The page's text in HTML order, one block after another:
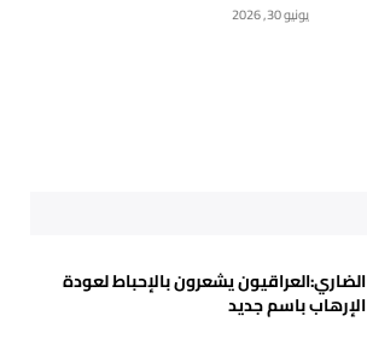
يونيو 30, 2026
الضاري:العراقيون يشعرون بالإحباط لعودة
الإرهاب باسم جديد